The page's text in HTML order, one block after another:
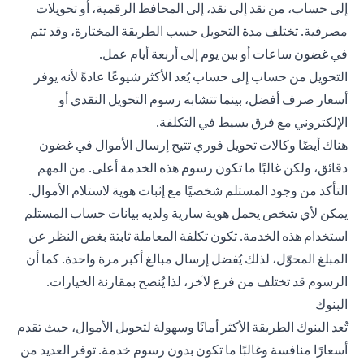
إلى حساب، من نقد إلى نقد، إلى المحافظ الرقمية، أو تحويلات
مصرفية. تختلف مدة التحويل حسب الطريقة المختارة، وقد تتم
في غضون ساعات أو بين يوم إلى أربعة أيام عمل.
التحويل من حساب إلى حساب يُعد الأكثر شيوعًا عادةً لأنه يوفر
أسعار صرف أفضل، بينما تتشابه رسوم التحويل النقدي أو
الإلكتروني مع فرق بسيط في التكلفة.
هناك أيضًا وكالات تحويل فوري تتيح إرسال الأموال في غضون
دقائق، ولكن غالبًا ما تكون رسوم هذه الخدمة أعلى. من المهم
التأكد من وجود المستلم شخصيًا مع إثبات هوية لاستلام الأموال.
يمكن لأي شخص يحمل هوية سارية ولديه بيانات حساب المستلم
استخدام هذه الخدمة. تكون تكلفة المعاملة ثابتة بغض النظر عن
المبلغ المحوّل، لذلك يُفضل إرسال مبالغ أكبر مرة واحدة. كما أن
الرسوم قد تختلف من فرع لآخر، لذا يُنصح بمقارنة الخيارات.
البنوك
تُعد البنوك الطريقة الأكثر أمانًا وسهولة لتحويل الأموال، حيث تقدم
أسعارًا منافسة وغالبًا ما تكون بدون رسوم خدمة. توفر العديد من